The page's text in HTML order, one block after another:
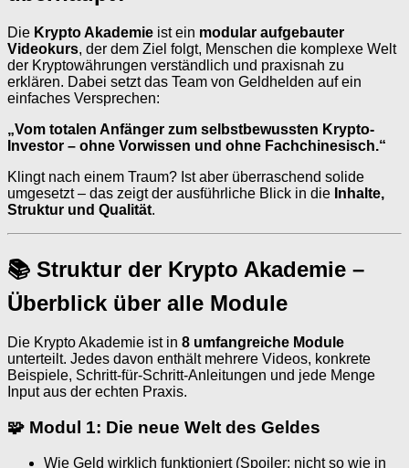
Die Krypto Akademie ist ein modular aufgebauter
Videokurs, der dem Ziel folgt, Menschen die komplexe Welt
der Kryptowährungen verständlich und praxisnah zu
erklären. Dabei setzt das Team von Geldhelden auf ein
einfaches Versprechen:
„Vom totalen Anfänger zum selbstbewussten Krypto-
Investor – ohne Vorwissen und ohne Fachchinesisch.“
Klingt nach einem Traum? Ist aber überraschend solide
umgesetzt – das zeigt der ausführliche Blick in die Inhalte,
Struktur und Qualität.
📚 Struktur der Krypto Akademie –
Überblick über alle Module
Die Krypto Akademie ist in 8 umfangreiche Module
unterteilt. Jedes davon enthält mehrere Videos, konkrete
Beispiele, Schritt-für-Schritt-Anleitungen und jede Menge
Input aus der echten Praxis.
🧩 Modul 1: Die neue Welt des Geldes
Wie Geld wirklich funktioniert (Spoiler: nicht so wie in